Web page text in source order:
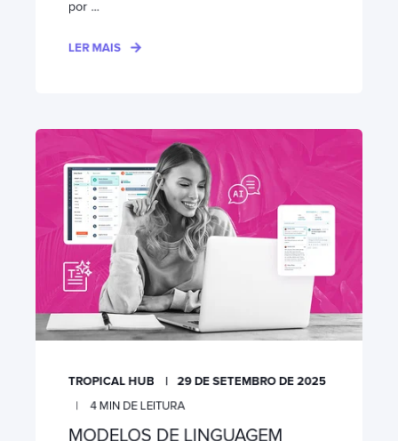
por ...
LER MAIS
TROPICAL HUB
29 DE SETEMBRO DE 2025
4MIN DE LEITURA
MODELOS DE LINGUAGEM